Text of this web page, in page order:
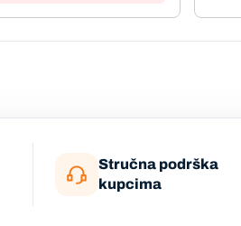
Stručna podrška
kupcima